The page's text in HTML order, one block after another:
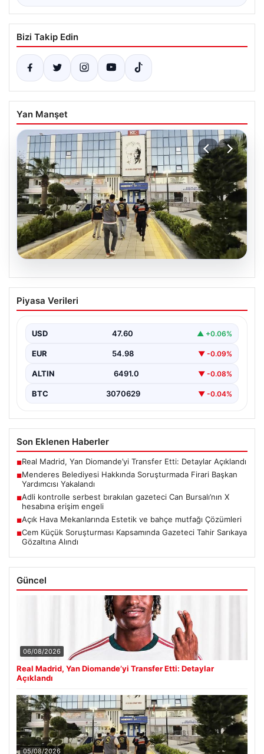
Bizi Takip Edin
Yan Manşet
05.08.2026
Menderes Belediyesi Hakkında
Soruşturmada Firari Başkan Yardımcısı
İzmir'de Menderes Belediyesi'ne yönelik
olarak aranan Belediye Başkan Yardımcısı…
Piyasa Verileri
USD 47.60 ▲ +0.06%
EUR 54.98 ▼ -0.09%
ALTIN 6491.0 ▼ -0.08%
BTC 3070629 ▼ -0.04%
Son Eklenen Haberler
■Real Madrid, Yan Diomande’yi Transfer Etti: Detaylar Açıklandı
■Menderes Belediyesi Hakkında Soruşturmada Firari Başkan
Yardımcısı Yakalandı
■Adli kontrolle serbest bırakılan gazeteci Can Bursalı’nın X
hesabına erişim engeli
■Açık Hava Mekanlarında Estetik ve bahçe mutfağı Çözümleri
■Cem Küçük Soruşturması Kapsamında Gazeteci Tahir Sarıkaya
Gözaltına Alındı
Güncel
06/08/2026
Real Madrid, Yan Diomande’yi Transfer Etti: Detaylar
Açıklandı
05/08/2026